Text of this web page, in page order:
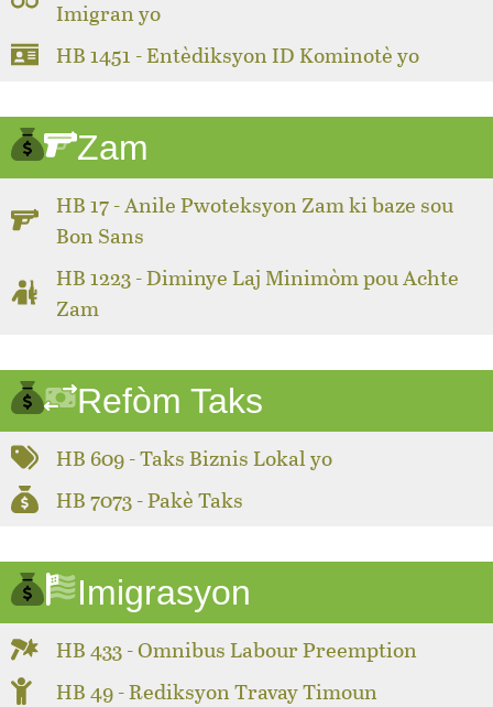
Imigran yo
HB 1451 - Entèdiksyon ID Kominotè yo
Zam
HB 17 - Anile Pwoteksyon Zam ki baze sou
Bon Sans
HB 1223 - Diminye Laj Minimòm pou Achte
Zam
Refòm Taks
HB 609 - Taks Biznis Lokal yo
HB 7073 - Pakè Taks
Imigrasyon
HB 433 - Omnibus Labour Preemption
HB 49 - Rediksyon Travay Timoun